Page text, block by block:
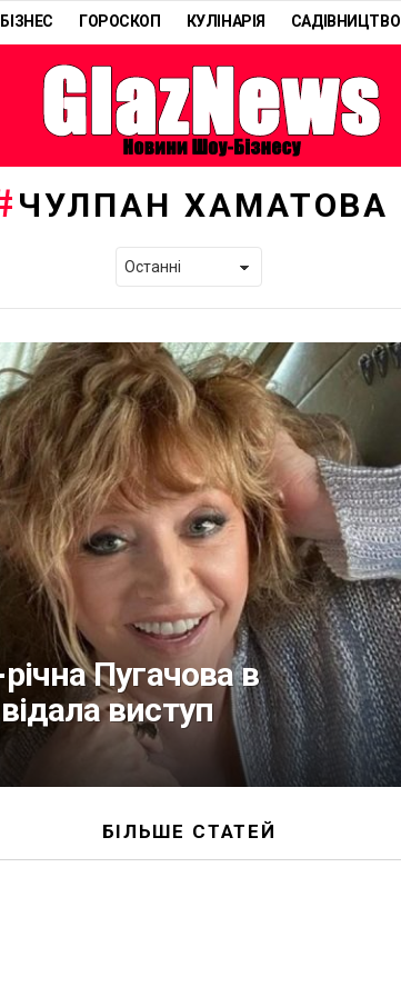
ГОРОСКОП КУЛІНАРІЯ САДІВНИЦТВО
ЧУЛПАН ХАМАТОВА
Пугачова в
виступ
БІЛЬШЕ СТАТЕЙ